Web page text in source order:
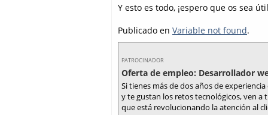
Y esto es todo, ¡espero que os sea
Publicado en Variable not found.
PATROCINADOR
Oferta de empleo: Desarrollador
Si tienes más de dos años de
y te gustan los retos tecnológicos, ven
que está revolucionando la atención al